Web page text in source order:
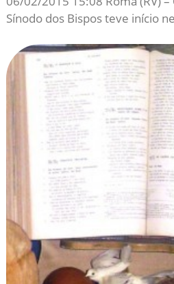
Sínodo dos Bispos teve início